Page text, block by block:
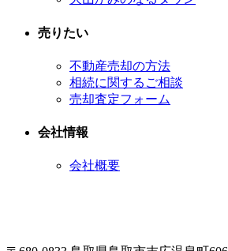
売りたい
不動産売却の方法
相続に関するご相談
売却査定フォーム
会社情報
会社概要